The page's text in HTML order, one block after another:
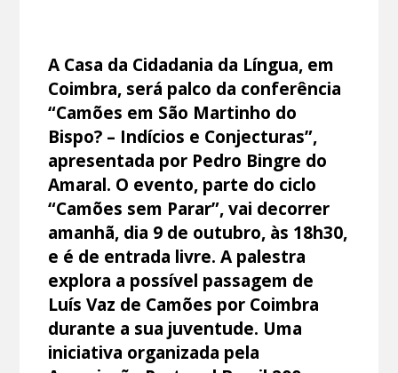
A Casa da Cidadania da Língua, em
Coimbra, será palco da conferência
“Camões em São Martinho do
Bispo? – Indícios e Conjecturas”,
apresentada por Pedro Bingre do
Amaral. O evento, parte do ciclo
“Camões sem Parar”, vai decorrer
amanhã, dia 9 de outubro, às 18h30,
e é de entrada livre. A palestra
explora a possível passagem de
Luís Vaz de Camões por Coimbra
durante a sua juventude. Uma
iniciativa organizada pela